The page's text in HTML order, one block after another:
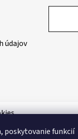
poskytovanie funkcií
údajov